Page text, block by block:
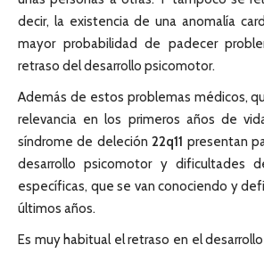
decir, la existencia de una anomalía
mayor probabilidad de padecer
retraso del desarrollo psicomotor.
Además de estos problemas médicos,
relevancia en los primeros años de
síndrome de deleción22q11 presentan
desarrollo psicomotor y dificultades
específicas, que se van conociendo y
últimos años.
Es muy habitual el retraso en el